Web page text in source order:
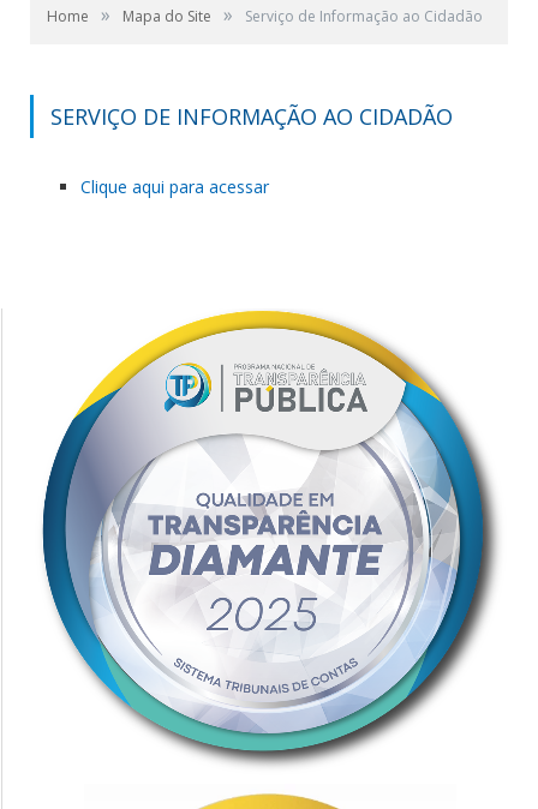
Home » Mapa do Site » Serviço de Informação ao Cidadão
SERVIÇO DE INFORMAÇÃO AO CIDADÃO
Clique aqui para acessar